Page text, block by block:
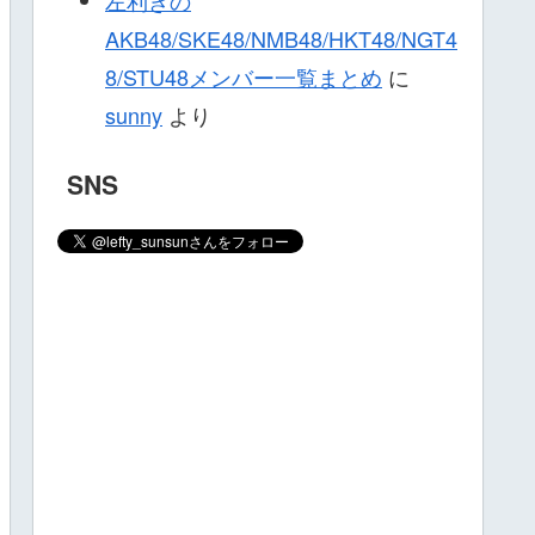
AKB48/SKE48/NMB48/HKT48/NGT4
8/STU48メンバー一覧まとめ に
sunny より
SNS